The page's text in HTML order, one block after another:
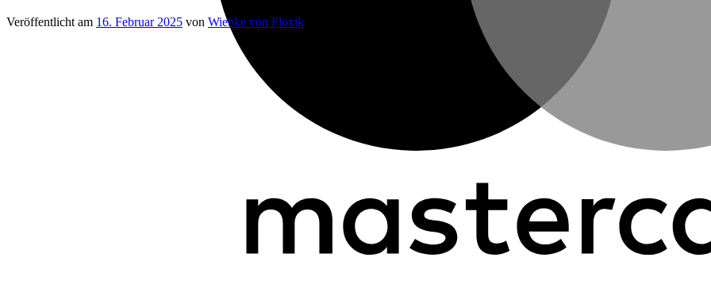
Veröffentlicht am 16. Februar 2025 von Wiebke von Floxik